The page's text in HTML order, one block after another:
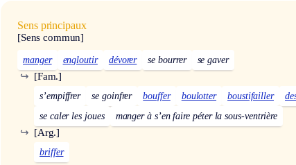
Sens principaux
[Sens commun]
manger engloutir dévorer se bourrer se gaver
[Fam.]
↪
s’empiffrer se goinfrer bouffer boulotter boustifailler
se caler les joues
manger à s’en faire péter la sous-ventrière
[Arg.]
↪
briffer